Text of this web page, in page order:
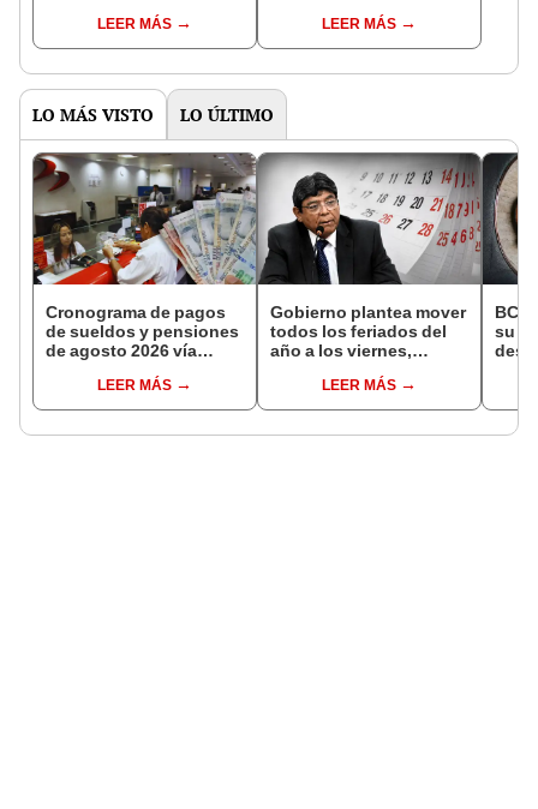
distritos de LIMA
NORTE
LEER MÁS
pensiones estás
LEER MÁS
LO MÁS VISTO LO ÚLTIMO
Cronograma de pagos
de sueldos y pensiones
de agosto 2026 vía
conoce las fechas de
depósito
LEER MÁS
Gobierno plantea mover
todos los feriados del
año a los viernes,
Navidad y Año Nuevo
LEER MÁS
BCR
su